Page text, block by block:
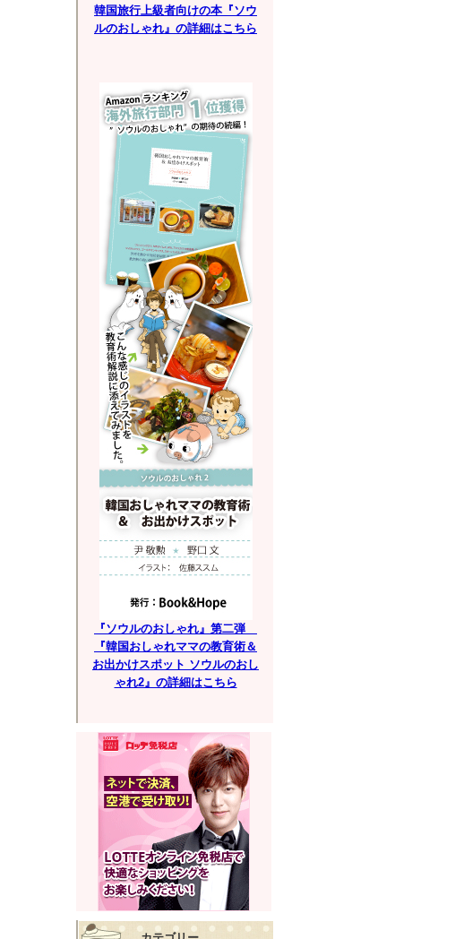
韓国旅行上級者向けの本『ソウ
ルのおしゃれ』の詳細はこちら
『ソウルのおしゃれ』第二弾
『韓国おしゃれママの教育術＆
お出かけスポット ソウルのおし
ゃれ2』の詳細はこちら